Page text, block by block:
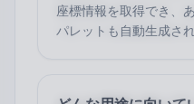
座標情報を取得でき、
パレットも自動生成され